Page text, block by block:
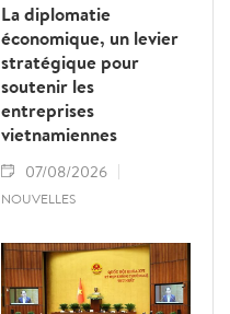
La diplomatie
économique, un levier
stratégique pour
soutenir les
entreprises
vietnamiennes
07/08/2026
NOUVELLES